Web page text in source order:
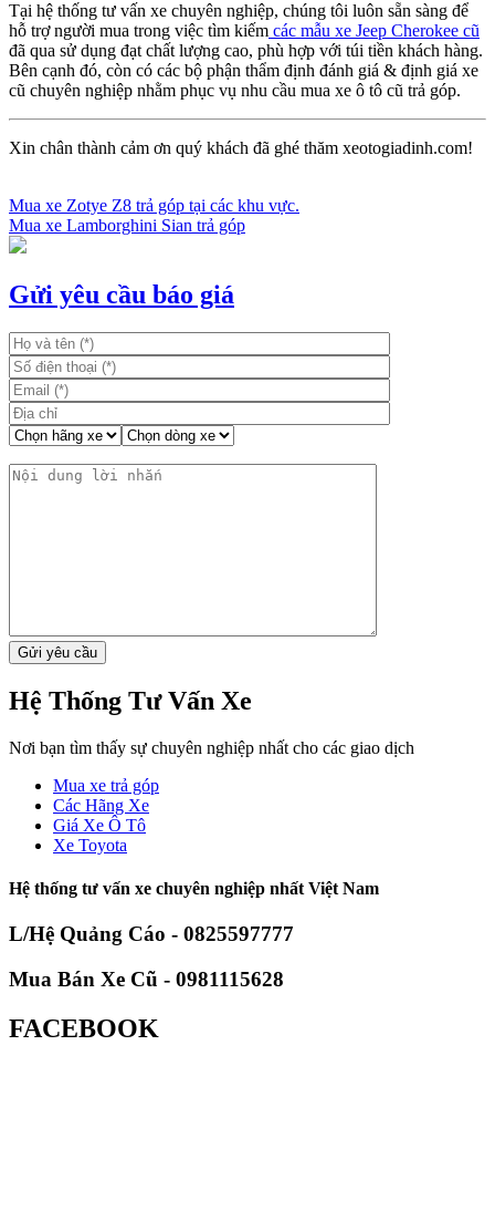
Tại hệ thống tư vấn xe chuyên nghiệp, chúng tôi luôn sẵn sàng để
hỗ trợ người mua trong việc tìm kiếm các mẫu xe Jeep Cherokee cũ
đã qua sử dụng đạt chất lượng cao, phù hợp với túi tiền khách hàng.
Bên cạnh đó, còn có các bộ phận thẩm định đánh giá & định giá xe
cũ chuyên nghiệp nhằm phục vụ nhu cầu mua xe ô tô cũ trả góp.
Xin chân thành cảm ơn quý khách đã ghé thăm xeotogiadinh.com!
Điều
hướng
bài
Mua xe Zotye Z8 trả góp tại các khu vực.
Mua xe Lamborghini Sian trả góp
Gửi yêu cầu báo giá
Hệ Thống Tư Vấn Xe
Nơi bạn tìm thấy sự chuyên nghiệp nhất cho các giao dịch
Mua xe trả góp
Các Hãng Xe
Giá Xe Ô Tô
Xe Toyota
Hệ thống tư vấn xe chuyên nghiệp nhất Việt Nam
L/Hệ Quảng Cáo - 0825597777
Mua Bán Xe Cũ - 0981115628
FACEBOOK